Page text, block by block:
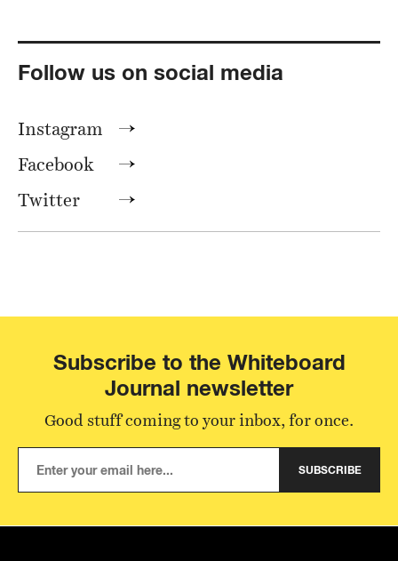
Follow us on social media
Instagram
Facebook
Twitter
Subscribe to the Whiteboard
Journal newsletter
Good stuff coming to your inbox, for once.
SUBSCRIBE